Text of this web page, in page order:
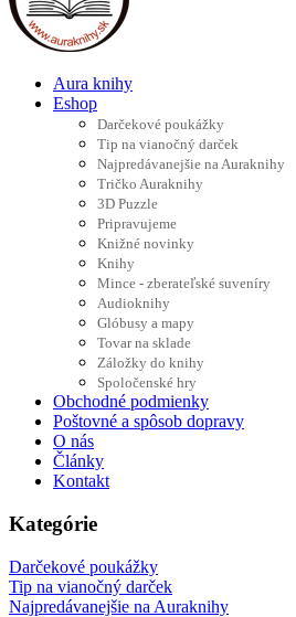
Aura knihy
Eshop
Darčekové poukážky
Tip na vianočný darček
Najpredávanejšie na Auraknihy
Tričko Auraknihy
3D Puzzle
Pripravujeme
Knižné novinky
Knihy
Mince - zberateľské suveníry
Audioknihy
Glóbusy a mapy
Tovar na sklade
Záložky do knihy
Spoločenské hry
Obchodné podmienky
Poštovné a spôsob dopravy
O nás
Články
Kontakt
Kategórie
Darčekové poukážky
Tip na vianočný darček
Najpredávanejšie na Auraknihy